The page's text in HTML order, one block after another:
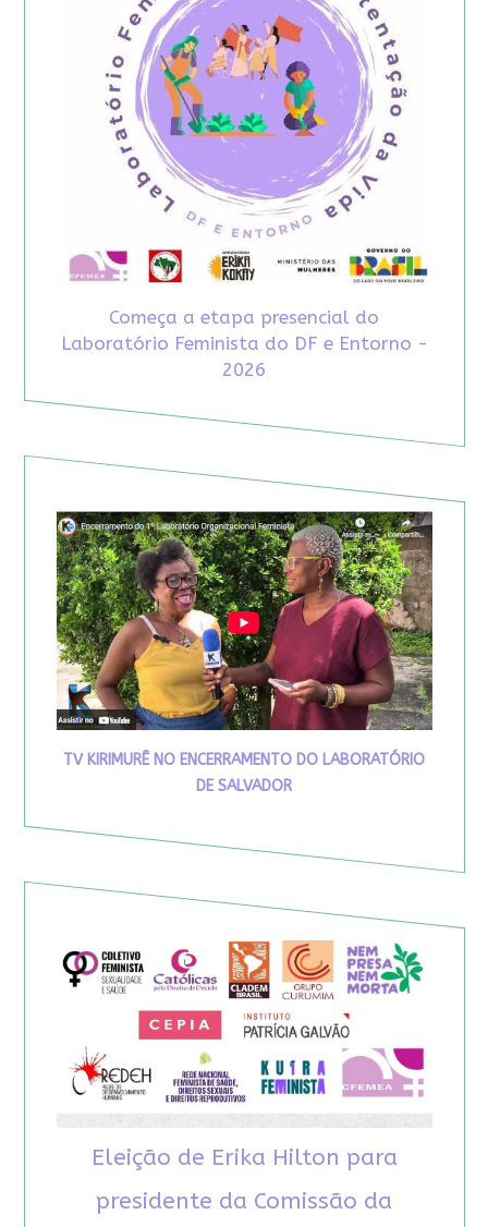
Começa a etapa presencial do
Laboratório Feminista do DF e Entorno -
2026
TV KIRIMURÊ NO ENCERRAMENTO DO LABORATÓRIO
DE SALVADOR
Eleição de Erika Hilton para
presidente da Comissão da